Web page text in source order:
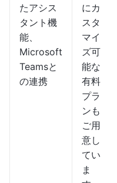
たアシス
タント機
能、
Microsoft
Teamsと
の連携
にカ
スタ
マイ
ズ可
能な
有料
プラ
ンも
ご用
意し
てい
ま